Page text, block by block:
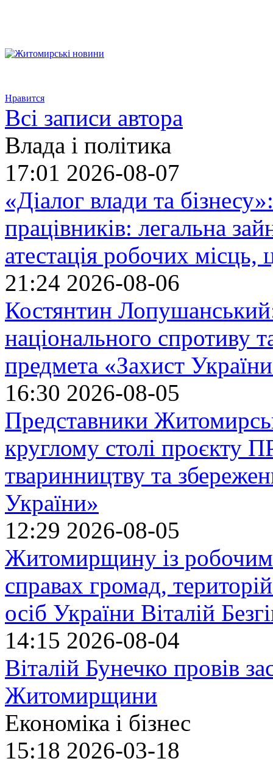
Нравится
Всі записи автора
Влада і політика
17:01 2026-08-07
«Діалог влади та
працівників: легальна
атестація робочих місць,
21:24 2026-08-06
Костянтин
національного спротиву
предмета «Захист
16:30 2026-08-05
Представники
круглому столі проєкту
тваринництву та
України»
12:29 2026-08-05
Житомирщину із робочим
справах громад,
осіб України Віталій
14:15 2026-08-04
Віталій Бунечко провів
Житомирщини
Економіка і бізнес
15:18 2026-03-18